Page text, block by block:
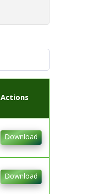
Actions
Download
Download